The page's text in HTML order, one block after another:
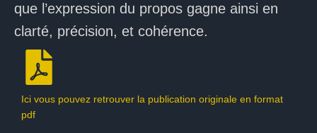
que l’expression du propos gagne ainsi en
clarté, précision, et cohérence.
Ici vous pouvez retrouver la publication originale en format
pdf